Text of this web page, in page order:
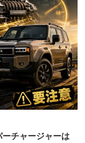
チャージャーは